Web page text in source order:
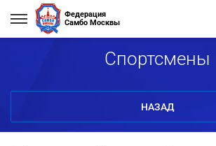
Федерация
Самбо Москвы
Спортсмены
НАЗАД